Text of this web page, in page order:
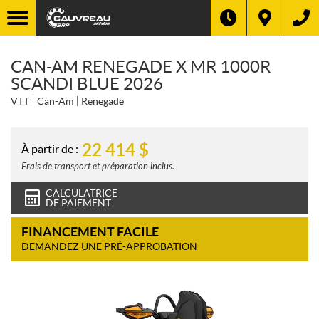
CAN-AM RENEGADE X MR 1000R
SCANDI BLUE 2026
VTT Can-Am Renegade
À partir de : 22 414 $
Frais de transport et préparation inclus.
CALCULATRICE
DE PAIEMENT
FINANCEMENT FACILE
DEMANDEZ UNE PRÉ-APPROBATION